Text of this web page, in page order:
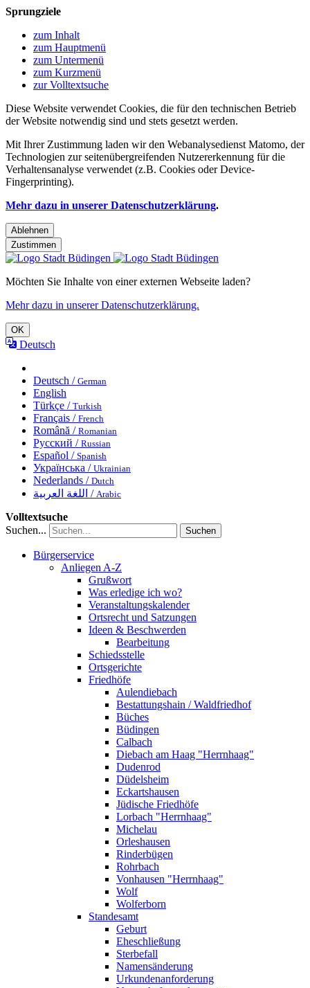
Sprungziele
zum Inhalt
zum Hauptmenü
zum Untermenü
zum Kurzmenü
zur Volltextsuche
Diese Website verwendet Cookies, die für den technischen Betrieb
der Website notwendig sind und stets gesetzt werden.
Mit Ihrer Zustimmung laden wir den Webanalysedienst Matomo, der
Technologien zur seitenübergreifenden Nutzererkennung für die
Verhaltensanalyse verwendet (z.B. Cookies oder Device-
Fingerprinting).
Mehr dazu in unserer Datenschutzerklärung.
Ablehnen
Zustimmen
Möchten Sie Inhalte von einer externen Webseite laden?
Mehr dazu in unserer Datenschutzerklärung.
OK
Deutsch
Deutsch / German
English
Türkçe / Turkish
Français / French
Română / Romanian
Русский / Russian
Español / Spanish
Українська / Ukrainian
Nederlands / Dutch
اللغة العربية / Arabic
Volltextsuche
Suchen...
Suchen
Bürgerservice
Anliegen A-Z
Grußwort
Was erledige ich wo?
Veranstaltungskalender
Ortsrecht und Satzungen
Ideen & Beschwerden
Bearbeitung
Schiedsstelle
Ortsgerichte
Friedhöfe
Aulendiebach
Bestattungshain / Waldfriedhof
Büches
Büdingen
Calbach
Diebach am Haag "Herrnhaag"
Dudenrod
Düdelsheim
Eckartshausen
Jüdische Friedhöfe
Lorbach "Herrnhaag"
Michelau
Orleshausen
Rinderbügen
Rohrbach
Vonhausen "Herrnhaag"
Wolf
Wolferborn
Standesamt
Geburt
Eheschließung
Sterbefall
Namensänderung
Urkundenanforderung